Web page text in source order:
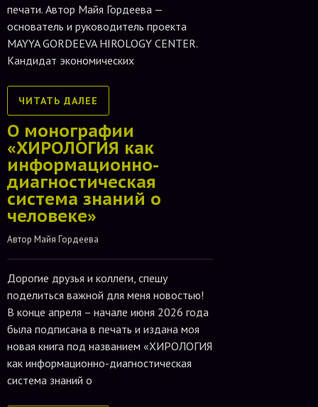
печати. Автор Майя Гордеева —
основатель и руководитель проекта
MAYYA GORDEEVA HIROLOGY CENTER.
Кандидат экономических
ЧИТАТЬ ДАЛЕЕ
О монографии
«ХИРОЛОГИЯ как
информационно-
диагностическая
система знаний о
человеке»
Автор Майя Гордеева
Дорогие друзья и коллеги, спешу
поделиться важной для меня новостью!
В конце апреля – начале июня 2026 года
была подписана в печать и издана моя
новая книга под названием «ХИРОЛОГИЯ
как информационно-диагностическая
система знаний о